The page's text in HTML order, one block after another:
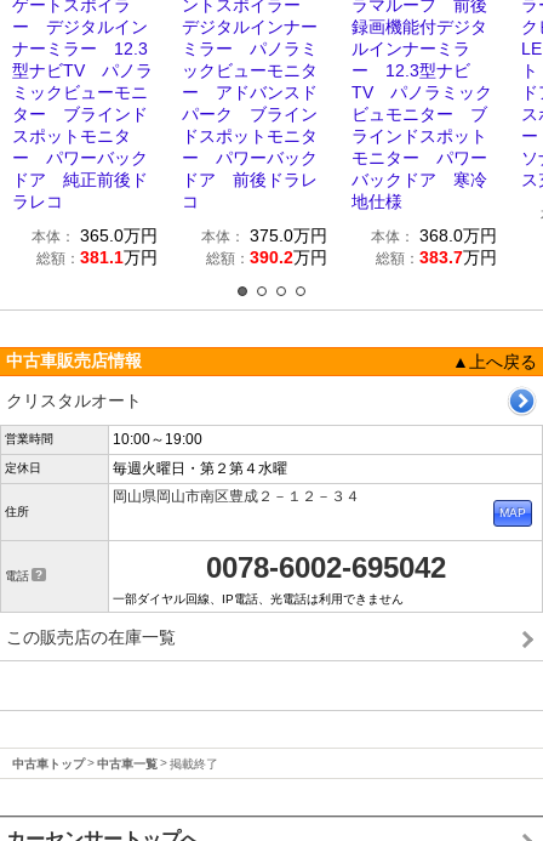
ゲートスポイラ
ー デジタルイン
ナーミラー 12.3
型ナビTV パノラ
ミックビューモニ
ター ブラインド
スポットモニタ
ー パワーバック
ドア 純正前後ド
ラレコ
本体： 365.0万円
総額： 381.1万円
ントスポイラー
デジタルインナー
ミラー パノラミ
ックビューモニタ
ー アドバンスド
パーク ブライン
ドスポットモニタ
ー パワーバック
ドア 前後ドラレ
コ
本体： 375.0万円
総額： 390.2万円
ラマルーフ 前後
録画機能付デジタ
ルインナーミラ
ー 12.3型ナビ
TV パノラミック
ビュモニター ブ
ラインドスポット
モニター パワー
バックドア 寒冷
地仕様
本体： 368.0万円
総額： 383.7万円
ス
中古車販売店情報
▲上へ戻る
クリスタルオート
営業時間 10:00～19:00
定休日 毎週火曜日・第２第４水曜
住所
岡山県岡山市南区豊成２－１２－３４
電話 0078-6002-695042
一部ダイヤル回線、IP電話、光電話は利用できません
この販売店の在庫一覧
中古車トップ 中古車一覧 掲載終了